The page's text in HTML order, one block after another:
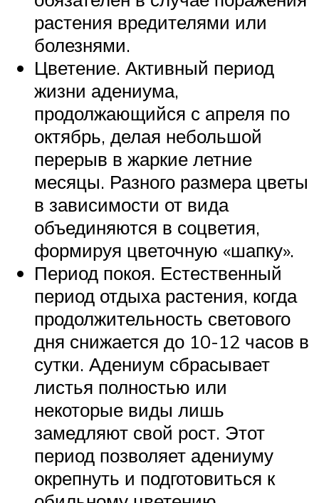
растения вредителями или
болезнями.
Цветение. Активный период
жизни адениума,
продолжающийся с апреля по
октябрь, делая небольшой
перерыв в жаркие летние
месяцы. Разного размера цветы
в зависимости от вида
объединяются в соцветия,
формируя цветочную «шапку».
Период покоя. Естественный
период отдыха растения, когда
продолжительность светового
дня снижается до 10-12 часов в
сутки. Адениум сбрасывает
листья полностью или
некоторые виды лишь
замедляют свой рост. Этот
период позволяет адениуму
окрепнуть и подготовиться к